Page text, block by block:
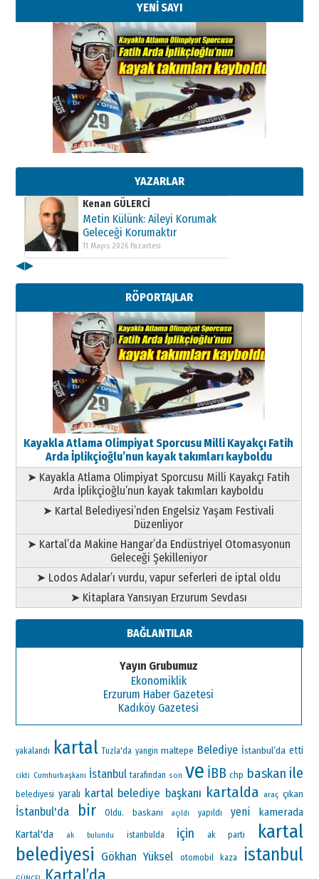
YENİ SAYI
YAZARLAR
Kenan GÜLERCİ
Metin Külünk: Aileyi Korumak
11 Mayıs 2026 Pazartesi
Kenan GÜLERCİ
Metin Külünk: Aileyi Korumak
Geleceği Korumaktır
11 Mayıs 2026 Pazartesi
Metin Külünk: Aileyi Korumak
Geleceği Korumaktır
11 Mayıs 2026 Pazartesi
◀▶
RÖPORTAJLAR
Kayakla Atlama Olimpiyat Sporcusu Milli Kayakçı Fatih
Arda İplikçioğlu’nun kayak takımları kayboldu
➤ Kayakla Atlama Olimpiyat Sporcusu Milli Kayakçı Fatih
Arda İplikçioğlu’nun kayak takımları kayboldu
➤ Kartal Belediyesi’nden Engelsiz Yaşam Festivali
Düzenliyor
➤ Kartal’da Makine Hangar’da Endüstriyel Otomasyonun
Geleceği Şekilleniyor
➤ Lodos Adalar’ı vurdu, vapur seferleri de iptal oldu
➤ Kitaplara Yansıyan Erzurum Sevdası
BAĞLANTILAR
Yayın Grubumuz
Ekonomiklik
Erzurum Haber Gazetesi
Kadıköy Gazetesi
yakalandı kartal Tuzla'da yangin maltepe Belediye İstanbul’da etti
cikti Cumhurbaşkanı İstanbul tarafından son ve İBB chp baskan ile
belediyesi yaralı kartal belediye başkanı kartalda araç çıkan
İstanbul'da bir Oldu. baskani açıldı yapıldı yeni
kamerada
Kartal'da
ak bulundu istanbulda için ak parti
kartal
belediyesi Gökhan Yüksel otomobil kaza istanbul